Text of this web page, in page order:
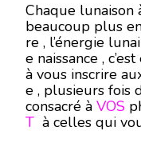
Chaque lunaison
beaucoup plus
re , l’énergie
e naissance ,
à vous inscrire
e , plusieurs fois
consacré à VOS
T à celles qui